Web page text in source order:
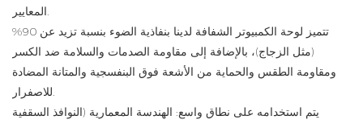
المعايير.
تتميز لوحة الكمبيوتر الشفافة لدينا بنفاذية الضوء بنسبة تزيد عن 90%
(مثل الزجاج)، بالإضافة إلى مقاومة الصدمات والسلامة ضد الكسر
ومقاومة الطقس والحماية من الأشعة فوق البنفسجية والمتانة المضادة
للاصفرار.
يتم استخدامه على نطاق واسع: الهندسة المعمارية (النوافذ السقفية